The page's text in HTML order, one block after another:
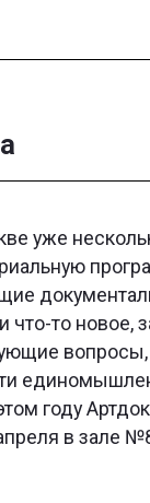
уже
что-то новое,
вопросы,
году
в зале